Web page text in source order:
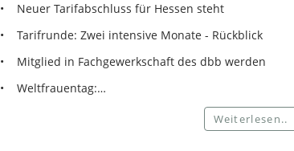
• Neuer Tarifabschluss für Hessen steht
• Tarifrunde: Zwei intensive Monate - Rückblick
• Mitglied in Fachgewerkschaft des dbb werden
• Weltfrauentag:…
Weiterlesen..